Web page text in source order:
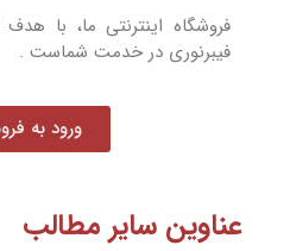
فروشگاه اینترنتی ما، با
فیبرنوری در خدمت شماست .
ورود به
عناوین سایر مطالب